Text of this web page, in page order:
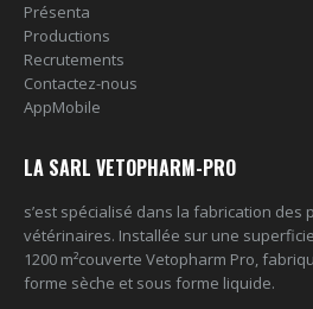
Présenta
Productions
Recrutements
Contactez-nous
AppMobile
LA SARL VETOPHARM-PRO
s’est spécialisé dans la fabrication des
vétérinaires. Installée sur une
1200 m²couverte Vetopharm Pro,
forme sèche et sous forme liquide.